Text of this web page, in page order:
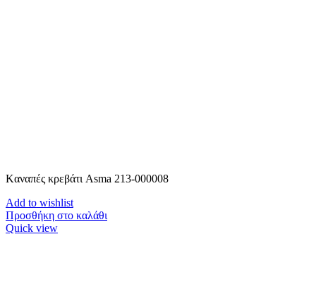
Kαναπές κρεβάτι Asma 213-000008
Add to wishlist
Προσθήκη στο καλάθι
Quick view